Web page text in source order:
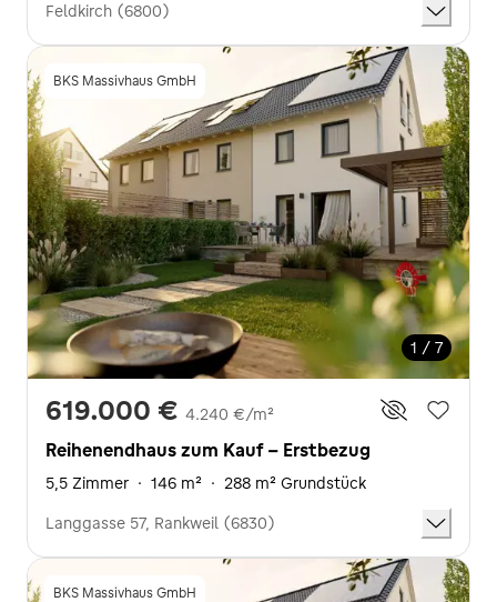
Feldkirch (6800)
BKS Massivhaus GmbH
1 / 7
619.000 € 4.240 €/m²
Reihenendhaus zum Kauf - Erstbezug
5,5 Zimmer · 146 m² · 288 m² Grundstück
Langgasse 57, Rankweil (6830)
BKS Massivhaus GmbH